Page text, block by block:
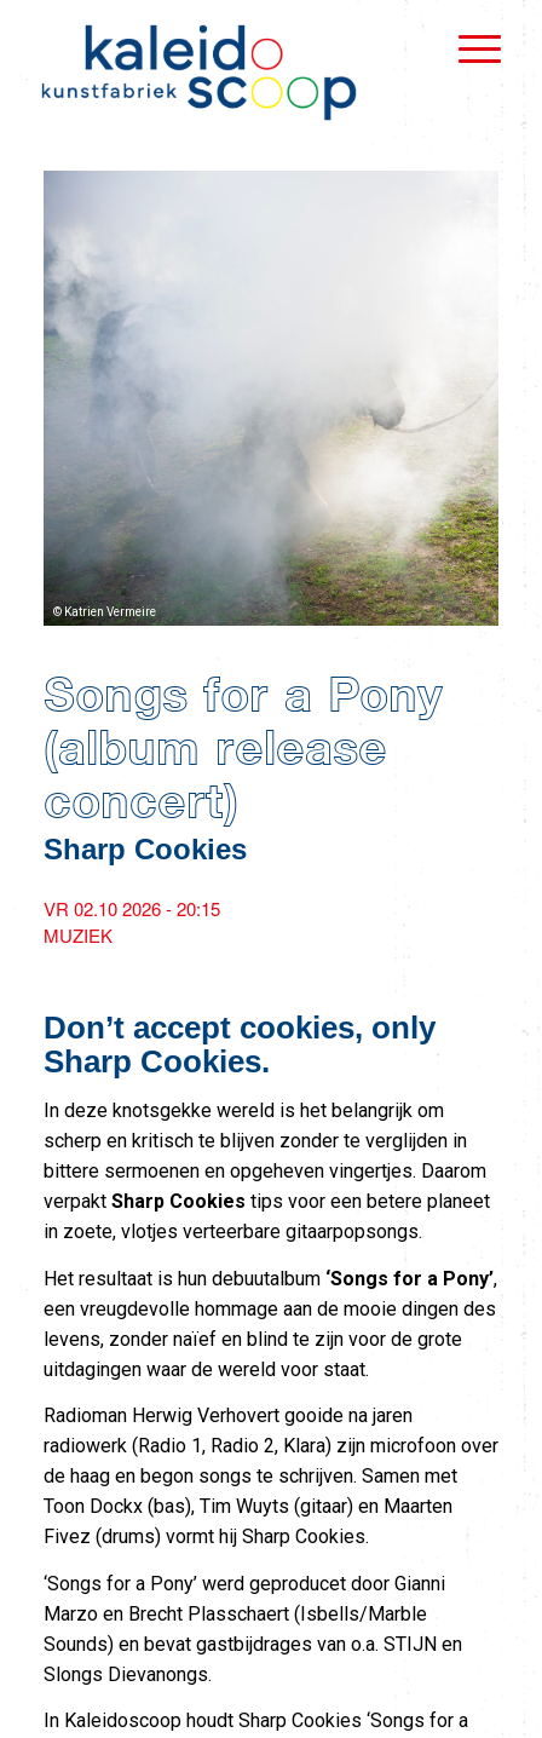
© Katrien Vermeire
Songs for a Pony
(album release
concert)
Sharp Cookies
VR 02.10 2026 - 20:15
MUZIEK
Don’t accept cookies, only
Sharp Cookies.
In deze knotsgekke wereld is het belangrijk om
scherp en kritisch te blijven zonder te verglijden in
bittere sermoenen en opgeheven vingertjes. Daarom
verpakt Sharp Cookies tips voor een betere planeet
in zoete, vlotjes verteerbare gitaarpopsongs.
Het resultaat is hun debuutalbum ‘Songs for a Pony’,
een vreugdevolle hommage aan de mooie dingen des
levens, zonder naïef en blind te zijn voor de grote
uitdagingen waar de wereld voor staat.
Radioman Herwig Verhovert gooide na jaren
radiowerk (Radio 1, Radio 2, Klara) zijn microfoon over
de haag en begon songs te schrijven. Samen met
Toon Dockx (bas), Tim Wuyts (gitaar) en Maarten
Fivez (drums) vormt hij Sharp Cookies.
‘Songs for a Pony’ werd geproducet door Gianni
Marzo en Brecht Plasschaert (Isbells/Marble
Sounds) en bevat gastbijdrages van o.a. STIJN en
Slongs Dievanongs.
In Kaleidoscoop houdt Sharp Cookies ‘Songs for a